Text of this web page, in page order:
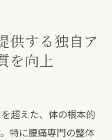
供する独自ア
を向上
超えた、体の根本的
特に腰痛専門の整体